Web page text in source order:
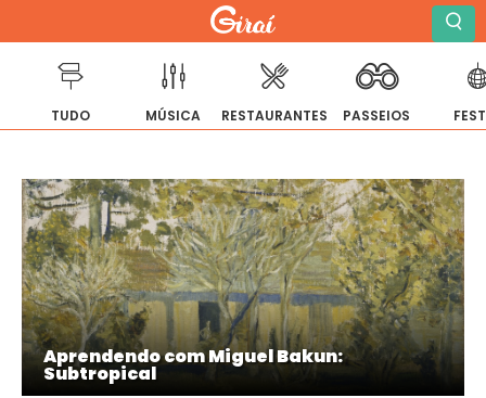
para
o
conteúdo
TUDO MÚSICA RESTAURANTES PASSEIOS
Aprendendo com Miguel Bakun:
Subtropical